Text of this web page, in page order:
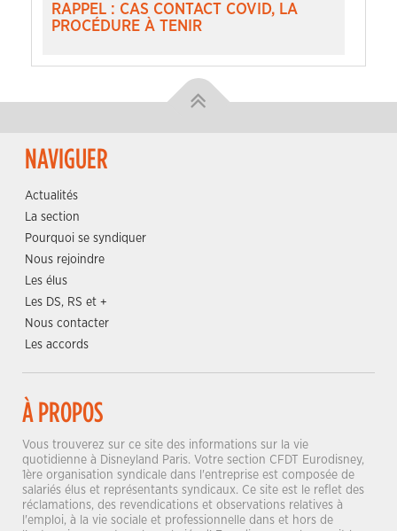
RAPPEL : CAS CONTACT COVID, LA
PROCÉDURE À TENIR
NAVIGUER
Actualités
La section
Pourquoi se syndiquer
Nous rejoindre
Les élus
Les DS, RS et +
Nous contacter
Les accords
À PROPOS
Vous trouverez sur ce site des informations sur la vie
quotidienne à Disneyland Paris. Votre section CFDT Eurodisney,
1ère organisation syndicale dans l'entreprise est composée de
salariés élus et représentants syndicaux. Ce site est le reflet des
réclamations, des revendications et observations relatives à
l'emploi, à la vie sociale et professionnelle dans et hors de